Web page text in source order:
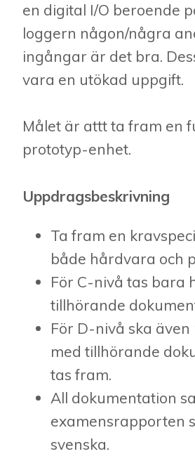
en digital I/O beroende
loggern någon/några
ingångar är det bra.
vara en utökad uppgift.
Målet är attt ta fram en
prototyp-enhet.
Uppdragsbeskrivning
Ta fram en
både hårdvara och
För C-nivå tas bara
tillhörande
För D-nivå ska
med tillhörande
tas fram.
All dokumentation
examensrapporten
svenska.